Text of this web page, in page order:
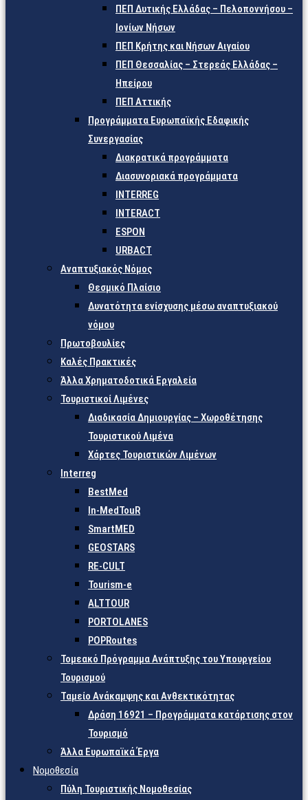
ΠΕΠ Δυτικής Ελλάδας – Πελοποννήσου –
Ιονίων Νήσων
ΠΕΠ Κρήτης και Νήσων Αιγαίου
ΠΕΠ Θεσσαλίας – Στερεάς Ελλάδας –
Ηπείρου
ΠΕΠ Αττικής
Προγράμματα Ευρωπαϊκής Εδαφικής
Συνεργασίας
Διακρατικά προγράμματα
Διασυνοριακά προγράμματα
INTERREG
INTERACT
ESPON
URBACT
Αναπτυξιακός Νόμος
Θεσμικό Πλαίσιο
Δυνατότητα ενίσχυσης μέσω αναπτυξιακού
νόμου
Πρωτοβουλίες
Καλές Πρακτικές
Άλλα Χρηματοδοτικά Εργαλεία
Τουριστικοί Λιμένες
Διαδικασία Δημιουργίας – Χωροθέτησης
Τουριστικού Λιμένα
Χάρτες Τουριστικών Λιμένων
Interreg
BestMed
In-MedTouR
SmartMED
GEOSTARS
RE-CULT
Tourism-e
ALTTOUR
PORTOLANES
POPRoutes
Τομεακό Πρόγραμμα Ανάπτυξης του Υπουργείου
Τουρισμού
Ταμείο Ανάκαμψης και Ανθεκτικότητας
Δράση 16921 – Προγράμματα κατάρτισης στον
Τουρισμό
Άλλα Ευρωπαϊκά Έργα
Νομοθεσία
Πύλη Τουριστικής Νομοθεσίας